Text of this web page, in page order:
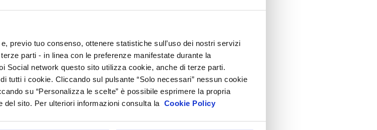
previo tuo consenso, ottenere statistiche sull’uso dei nostri servizi
parti - in linea con le preferenze manifestate durante la
Social network questo sito utilizza cookie, anche di terze parti.
tutti i cookie. Cliccando sul pulsante “Solo necessari” nessun cookie
su “Personalizza le scelte” è possibile esprimere la propria
del sito. Per ulteriori informazioni consulta la Cookie Policy
fieristica.
5 al 7 maggio, si conferma
farmacia, approfondirne le
- Pad 25:
naturale e sostenibile in Italia” a
a cura del Centro Studi di
Produzione e confezionamento
REACH e CLP
Sicurezza Prodotti cosmetici
Codici doganali e accise
Altre normative
Archivio presentazioni
FAQ